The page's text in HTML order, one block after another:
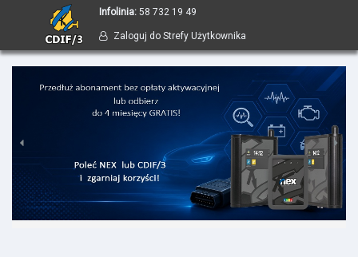
Infolinia: 58 732 19 49
Zaloguj do Strefy Użytkownika